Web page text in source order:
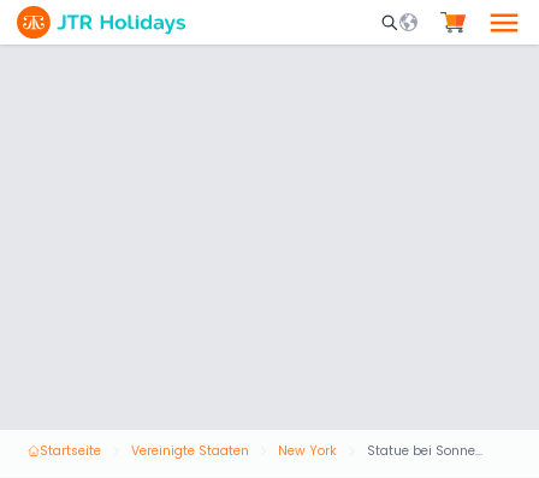
Mobile Search
Startseite Vereinigte Staaten New York Statue bei Sonnenuntergang Kreuzfahrterlebnis in New York